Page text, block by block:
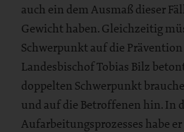
auch ein dem Ausmaß dieser
Gewicht haben. Gleichzeitig
Schwerpunkt auf die
Landesbischof Tobias Bilz
doppelten Schwerpunkt
und auf die Betroffenen hin. In
Aufarbeitungsprozesses habe